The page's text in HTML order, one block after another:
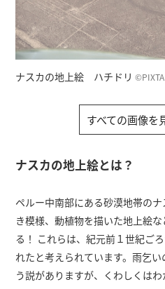
ナスカの地上絵 ハチドリ©PIXTA
すべての画像を
ナスカの地上絵とは？
ペルー中南部にある砂漠地帯の
き模様、動植物を描いた地上絵
る！ これらは、紀元前１世紀ご
れたと考えられています。雨乞
う説がありますが、くわしくはわ